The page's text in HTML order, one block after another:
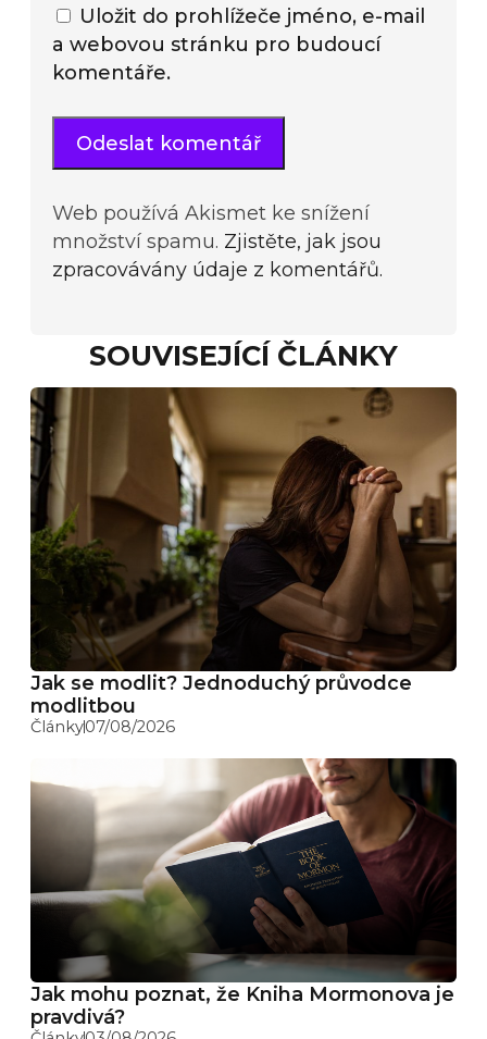
Uložit do prohlížeče jméno, e-mail
a webovou stránku pro budoucí
komentáře.
Web používá Akismet ke snížení
množství spamu. Zjistěte, jak jsou
zpracovávány údaje z komentářů.
SOUVISEJÍCÍ ČLÁNKY
Jak se modlit? Jednoduchý průvodce
modlitbou
Články07/08/2026
Jak mohu poznat, že Kniha Mormonova je
pravdivá?